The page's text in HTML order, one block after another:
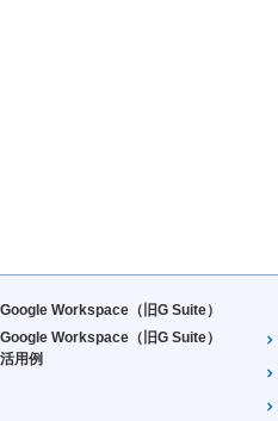
Google Workspace（旧G Suite）
Google Workspace（旧G Suite）
活用例